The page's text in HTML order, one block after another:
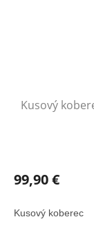
Kusový
99,90 €
Kusový koberec